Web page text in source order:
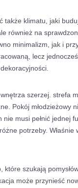
także klimatu, jaki
również na
minimalizm, jak i
lecz
szerzej. strefa
Pokój młodzieżowy
musi pełnić jednej
potrzeby.
które szukają
może przynieść